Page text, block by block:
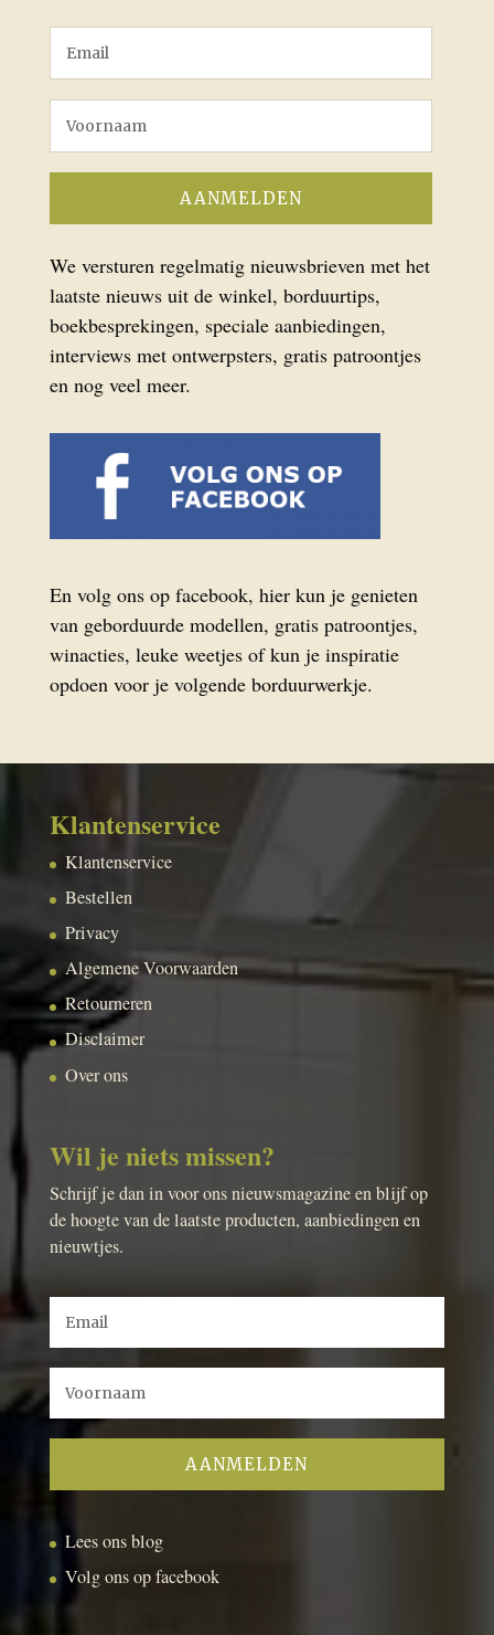
We versturen regelmatig nieuwsbrieven met het
laatste nieuws uit de winkel, borduurtips,
boekbesprekingen, speciale aanbiedingen,
interviews met ontwerpsters, gratis patroontjes
en nog veel meer.
En volg ons op facebook, hier kun je genieten
van geborduurde modellen, gratis patroontjes,
winacties, leuke weetjes of kun je inspiratie
opdoen voor je volgende borduurwerkje.
Klantenservice
Klantenservice
Bestellen
Privacy
Algemene Voorwaarden
Retourneren
Disclaimer
Over ons
Wil je niets missen?
Schrijf je dan in voor ons nieuwsmagazine en blijf op
de hoogte van de laatste producten, aanbiedingen en
nieuwtjes.
Lees ons blog
Volg ons op facebook